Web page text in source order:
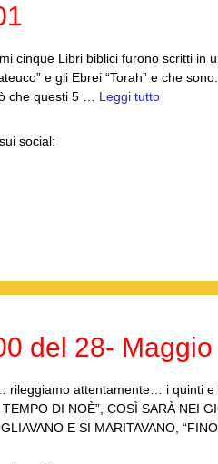
Libri biblici furono scritti in
e gli Ebrei “Torah” e che
che questi 5 … Leggi tutto
social:
del 28-
attentamente… i quinti
DI NOÈ”, COSÌ SARÀ NEI
E SI MARITAVANO,